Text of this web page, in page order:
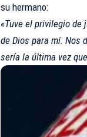
su hermano:
«Tuve el privilegio de
de Dios para mí. Nos
sería la última vez